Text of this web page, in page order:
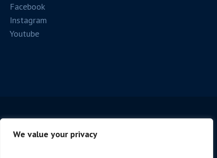
We value your privacy
Facebook
Instagram
Youtube